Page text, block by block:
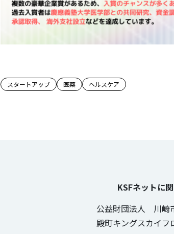
この記事のタグ
スタートアップ 医薬 ヘルスケア
KSFネットに
公益財団法人 川崎
殿町キングスカイフ